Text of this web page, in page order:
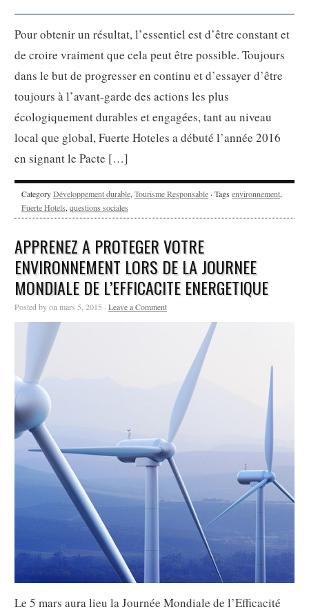
Pour obtenir un résultat, l’essentiel est d’être constant et
de croire vraiment que cela peut être possible. Toujours
dans le but de progresser en continu et d’essayer d’être
toujours à l’avant-garde des actions les plus
écologiquement durables et engagées, tant au niveau
local que global, Fuerte Hoteles a débuté l’année 2016
en signant le Pacte […]
CategoryDéveloppement durable, Tourisme Responsable · Tags environnement,
Fuerte Hotels, questions sociales
APPRENEZ A PROTEGER VOTRE
ENVIRONNEMENT LORS DE LA JOURNEE
MONDIALE DE L’EFFICACITE ENERGETIQUE
Posted by on mars 5, 2015 · Leave a Comment
Le 5 mars aura lieu la Journée Mondiale de l’Efficacité